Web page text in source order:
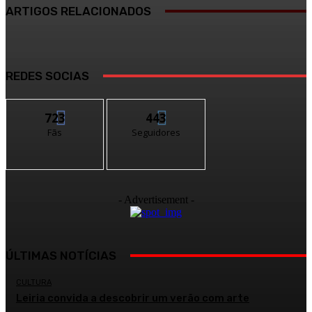
ARTIGOS RELACIONADOS
REDES SOCIAS
723
Fãs
443
Seguidores
- Advertisement -
ÚLTIMAS NOTÍCIAS
CULTURA